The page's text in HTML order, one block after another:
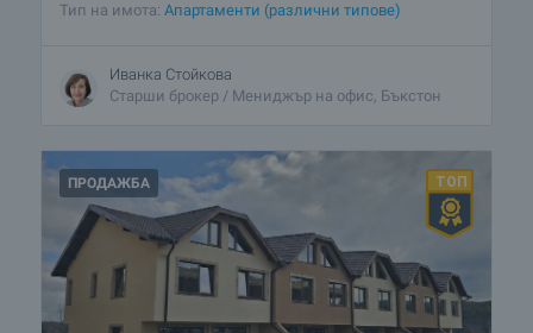
Тип на имота: Апартаменти (различни типове)
Иванка Стойкова
Старши брокер / Мениджър на офис, Бъкстон
ПРОДАЖБА